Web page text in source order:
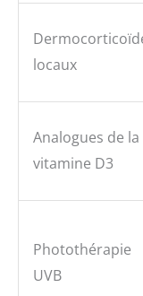
locaux
Analogues de la
vitamine D3
Photothérapie
UVB